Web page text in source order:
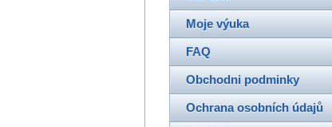
Moje výuka
FAQ
Obchodni podminky
Ochrana osobních údajů